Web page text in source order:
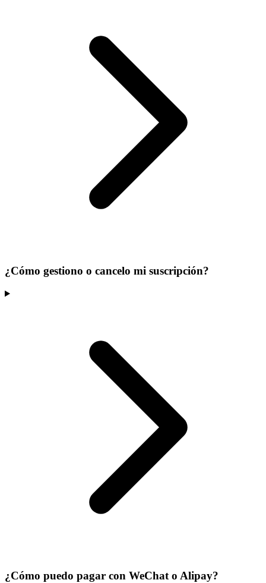
¿Cómo gestiono o cancelo mi suscripción?
¿Cómo puedo pagar con WeChat o Alipay?